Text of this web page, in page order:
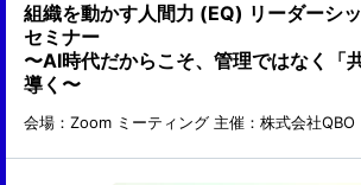
組織を動かす人間力 (EQ) リーダーシ
セミナー
〜AI時代だからこそ、管理ではなく「
導く〜
会場：Zoom ミーティング 主催：株式会社QBO